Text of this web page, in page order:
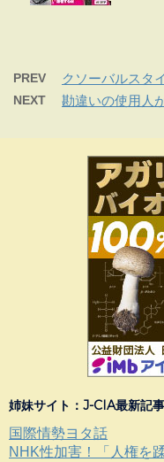
PREV クソーバルスタ
NEXT 勘違いの使用人
姉妹サイト：J-CIA最新記事
国際情勢ヨタ話
NHK性加害！「人権を